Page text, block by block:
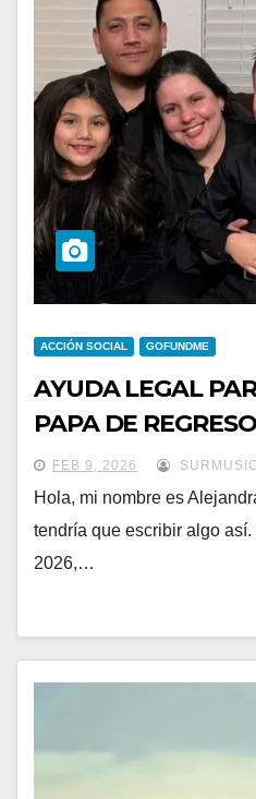
ACCIÓN SOCIAL GOFUNDME
AYUDA LEGAL
PAPA DE
FEB 9, 2026 SURMUSIC
Hola, mi nombre es
tendría que escribir algo así.
2026,…